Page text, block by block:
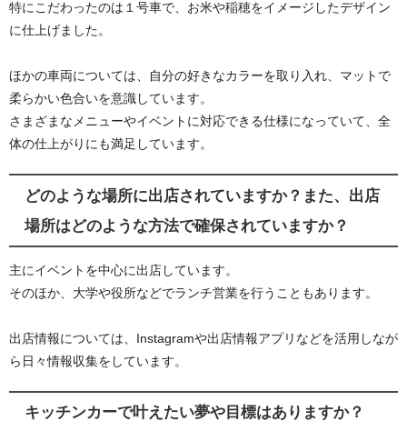
特にこだわったのは１号車で、お米や稲穂をイメージしたデザイン
に仕上げました。
ほかの車両については、自分の好きなカラーを取り入れ、マットで
柔らかい色合いを意識しています。
さまざまなメニューやイベントに対応できる仕様になっていて、全
体の仕上がりにも満足しています。
どのような場所に出店されていますか？また、出店
場所はどのような方法で確保されていますか？
主にイベントを中心に出店しています。
そのほか、大学や役所などでランチ営業を行うこともあります。
出店情報については、Instagramや出店情報アプリなどを活用しなが
ら日々情報収集をしています。
キッチンカーで叶えたい夢や目標はありますか？